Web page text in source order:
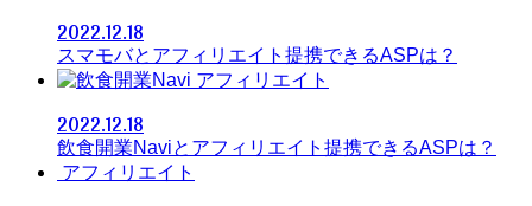
2022.12.18
スマモバとアフィリエイト提携できるASPは？
アフィリエイト
2022.12.18
飲食開業Naviとアフィリエイト提携できるASPは？
アフィリエイト